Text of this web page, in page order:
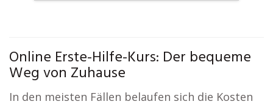
Online Erste-Hilfe-Kurs: Der bequeme
Weg von Zuhause
In den meisten Fällen belaufen sich die Kosten